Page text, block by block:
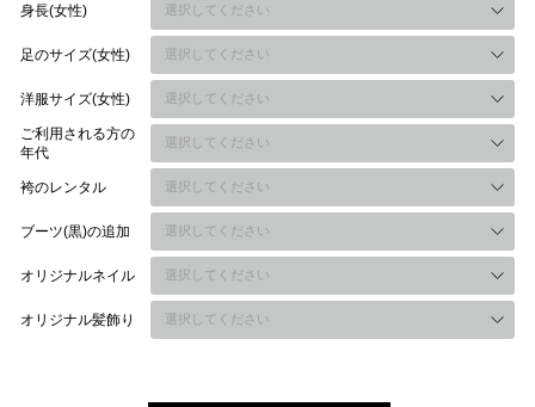
身長(女性)
足のサイズ(女性)
洋服サイズ(女性)
ご利用される方の
年代
袴のレンタル
ブーツ(黒)の追加
オリジナルネイル
オリジナル髪飾り